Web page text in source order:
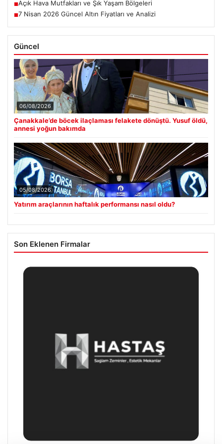
■Açık Hava Mutfakları ve Şık Yaşam Bölgeleri
■7 Nisan 2026 Güncel Altın Fiyatları ve Analizi
Güncel
06/08/2026
Çanakkale’de böcek ilaçlaması felakete dönüştü. Yusuf öldü,
annesi yoğun bakımda
05/08/2026
Yatırım araçlarının haftalık performansı nasıl oldu?
Son Eklenen Firmalar